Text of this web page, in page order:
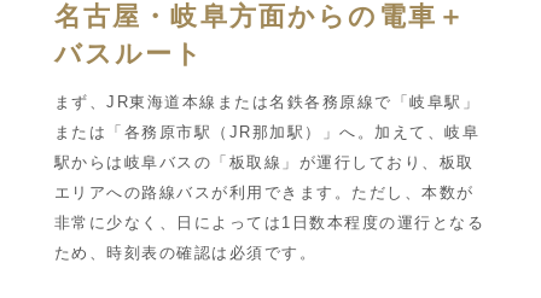
名古屋・岐阜方面からの電車＋
バスルート
まず、JR東海道本線または名鉄各務原線で「岐阜駅」
または「各務原市駅（JR那加駅）」へ。加えて、岐阜
駅からは岐阜バスの「板取線」が運行しており、板取
エリアへの路線バスが利用できます。ただし、本数が
非常に少なく、日によっては1日数本程度の運行となる
ため、時刻表の確認は必須です。